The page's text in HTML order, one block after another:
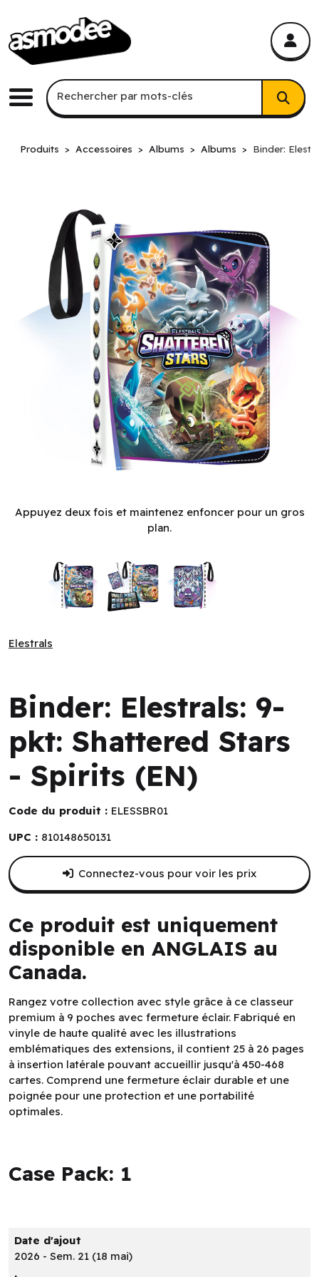
Menu
Recherche par mots-clés
Rechercher par mots-clés
Produits Accessoires Albums Albums Binder:
Appuyez deux fois et maintenez enfoncer pour un gros
plan.
Elestrals
Binder: Elestrals: 9-
pkt: Shattered Stars
- Spirits (EN)
Code du produit : ELESSBR01
UPC : 810148650131
Ce produit est uniquement
disponible en ANGLAIS au
Canada.
Rangez votre collection avec style grâce à ce classeur
premium à 9 poches avec fermeture éclair. Fabriqué en
vinyle de haute qualité avec les illustrations
emblématiques des extensions, il contient 25 à 26 pages
à insertion latérale pouvant accueillir jusqu'à 450-468
cartes. Comprend une fermeture éclair durable et une
poignée pour une protection et une portabilité
optimales.
Case Pack: 1
Connectez-vous pour voir les prix
Date d'ajout
2026 - Sem. 21 (18 mai)